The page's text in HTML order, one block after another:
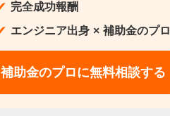
完全成功報酬
エンジニア出身 × 補助金のプロ
補助金のプロに無料相談する